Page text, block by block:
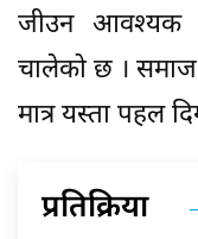
जीउन आवश्यक
चालेको छ । समाज
मात्र यस्ता पहल
प्रतिक्रिया